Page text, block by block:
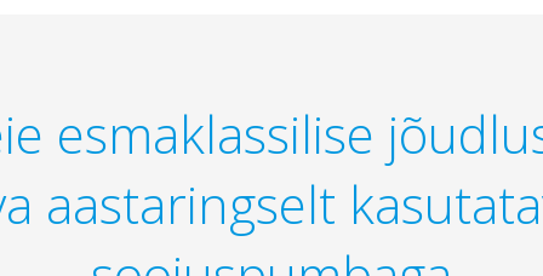
esmaklassilise
aastaringselt